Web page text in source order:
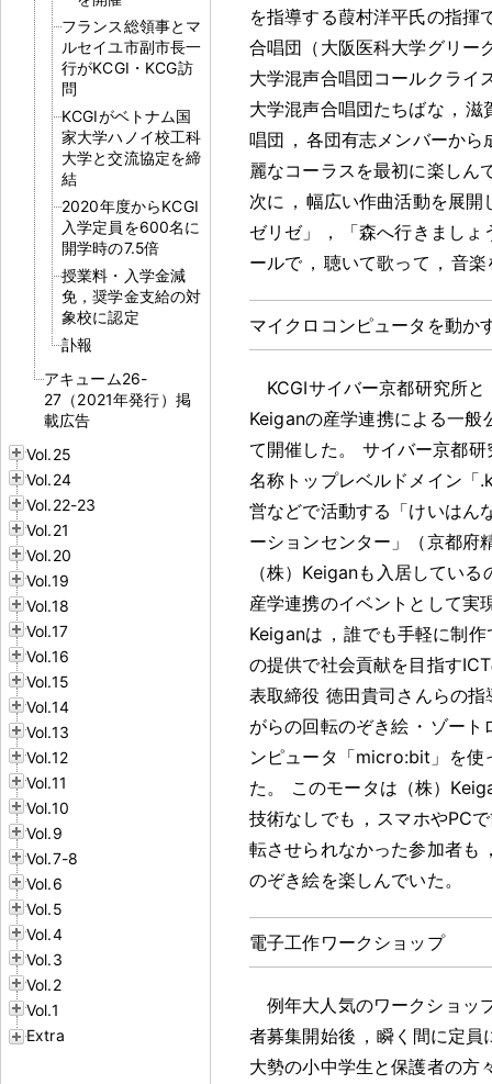
フランス総領事とマ
ルセイユ市副市長一
行がKCGI・KCG訪
問
KCGIがベトナム国
家大学ハノイ校工科
大学と交流協定を締
結
2020年度からKCGI
入学定員を600名に
開学時の7.5倍
授業料・入学金減
免，奨学金支給の対
象校に認定
訃報
アキューム26-
27（2021年発行）掲
載広告
Vol.25
Vol.24
Vol.22-23
Vol.21
Vol.20
Vol.19
Vol.18
Vol.17
Vol.16
Vol.15
Vol.14
Vol.13
Vol.12
Vol.11
Vol.10
Vol.9
Vol.7-8
Vol.6
Vol.5
Vol.4
Vol.3
Vol.2
Vol.1
Extra
を指導する葭村洋平氏の指揮
合唱団（大阪医科大学グリー
大学混声合唱団コールクライ
大学混声合唱団たちばな ， 滋
唱団 ， 各団有志メンバーから
麗なコーラスを最初に楽しん
次に ， 幅広い作曲活動を展開
ゼリゼ」
，
「森へ行きまし
ールで ， 聴いて歌って ， 音楽
マイクロコンピュータを動か
KCGIサイバー京都研究所と
Keiganの産学連携による一般
て開催した 。
サイバー京都研
名称トップレベルドメイン「
営などで活動する「けいはん
ーションセンター」（京都府
（株）Keiganも入居している
産学連携のイベントとして実
Keiganは ， 誰でも手軽に制
の提供で社会貢献を目指す
表取締役 徳田貴司さんらの指
がらの回転のぞき絵 ・ ゾート
ンピュータ「micro:bit」を使
た 。
このモータは（株）
技術なしでも ， スマホやPC
転させられなかった参加者も
のぞき絵を楽しんでいた 。
電子工作ワークショップ
例年大人気のワークショッ
者募集開始後 ， 瞬く間に定員
大勢の小中学生と保護者の方